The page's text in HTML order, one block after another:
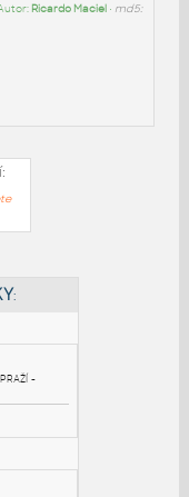
Ricardo Maciel• md5: